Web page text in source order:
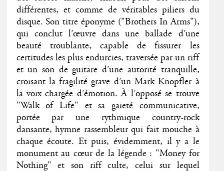
différentes, et comme de véritables piliers du
disque. Son titre éponyme ("Brothers In Arms"),
qui conclut l’œuvre dans une ballade d’une
beauté troublante, capable de fissurer les
certitudes les plus endurcies, traversée par un riff
et un son de guitare d’une autorité tranquille,
croisant la fragilité grave d’un Mark Knopfler à
la voix chargée d’émotion. À l’opposé se trouve
"Walk of Life" et sa gaieté communicative,
portée par une rythmique country-rock
dansante, hymne rassembleur qui fait mouche à
chaque écoute. Et puis, évidemment, il y a le
monument au cœur de la légende : "Money for
Nothing" et son riff culte, celui sur lequel